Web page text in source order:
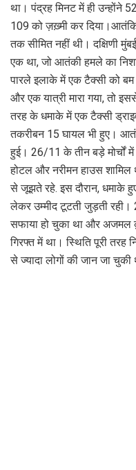
था। पंद्रह मिनट में ही उन्होंने
109 को ज़ख़्मी कर
तक सीमित नहीं थी। दक्षिणी
एक था, जो आतंकी हमले का
पारले इलाके में एक टैक्सी को
और एक यात्री मारा गया, तो
तरह के धमाके में एक टैक्सी
तकरीबन 15 घायल भी हुए।
हुई। 26/11 के तीन बड़े मोर्चों
होटल और नरीमन हाउस शामिल
से जूझते रहे. इस दौरान, धमाके
लेकर उम्मीद टूटती जुड़ती
सफाया हो चुका था और अजमल
गिरफ्त में था। स्थिति पूरी
से ज्यादा लोगों की जान जा चुकी